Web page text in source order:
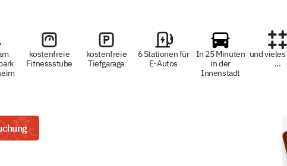
kostenfreie
Fitnessstube
kostenfreie
Tiefgarage
6 Stationen für
E-Autos
In 25 Minuten
in der
Innenstadt
und
...